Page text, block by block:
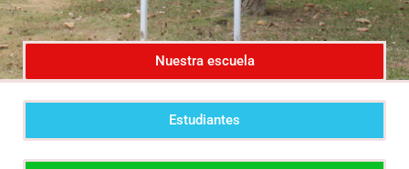
Nuestra escuela
Estudiantes